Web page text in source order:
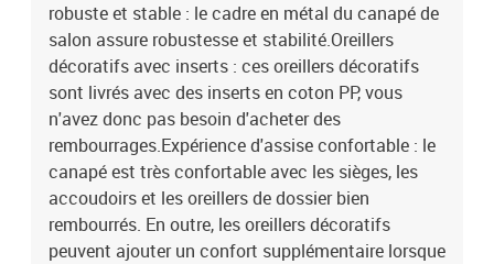
rembourrage : coton PP (polypropylène)Taille : 40 x 40 cm (L x
l)L'assemblage est requisLa livraison contient :1 x canapé à 2
places2 x oreiller décoratif
robuste et stable : le cadre en métal du canapé de
salon assure robustesse et stabilité.Oreillers
décoratifs avec inserts : ces oreillers décoratifs
sont livrés avec des inserts en coton PP, vous
n'avez donc pas besoin d'acheter des
rembourrages.Expérience d'assise confortable : le
canapé est très confortable avec les sièges, les
accoudoirs et les oreillers de dossier bien
rembourrés. En outre, les oreillers décoratifs
peuvent ajouter un confort supplémentaire lorsque